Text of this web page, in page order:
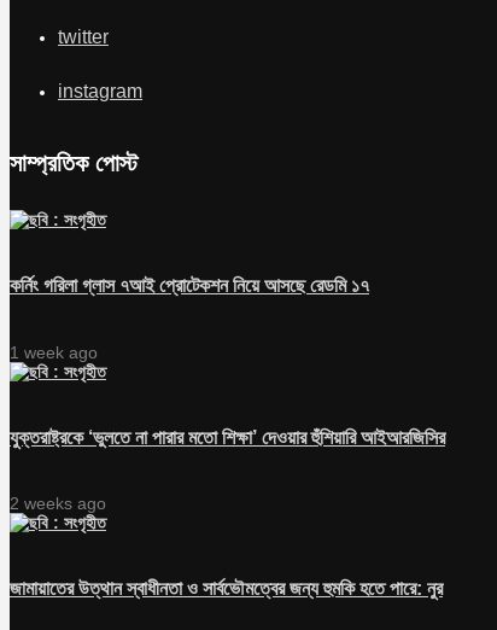
twitter
instagram
সাম্প্রতিক পোস্ট
কর্নিং গরিলা গ্লাস ৭আই প্রোটেকশন নিয়ে আসছে রেডমি ১৭
1 week ago
যুক্তরাষ্ট্রকে ‘ভুলতে না পারার মতো শিক্ষা’ দেওয়ার হুঁশিয়ারি আইআরজিসির
2 weeks ago
জামায়াতের উত্থান স্বাধীনতা ও সার্বভৌমত্বের জন্য হুমকি হতে পারে: নুর